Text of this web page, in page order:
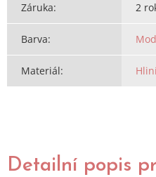
Záruka: 2
Barva:
Materiál:
Detailní popis